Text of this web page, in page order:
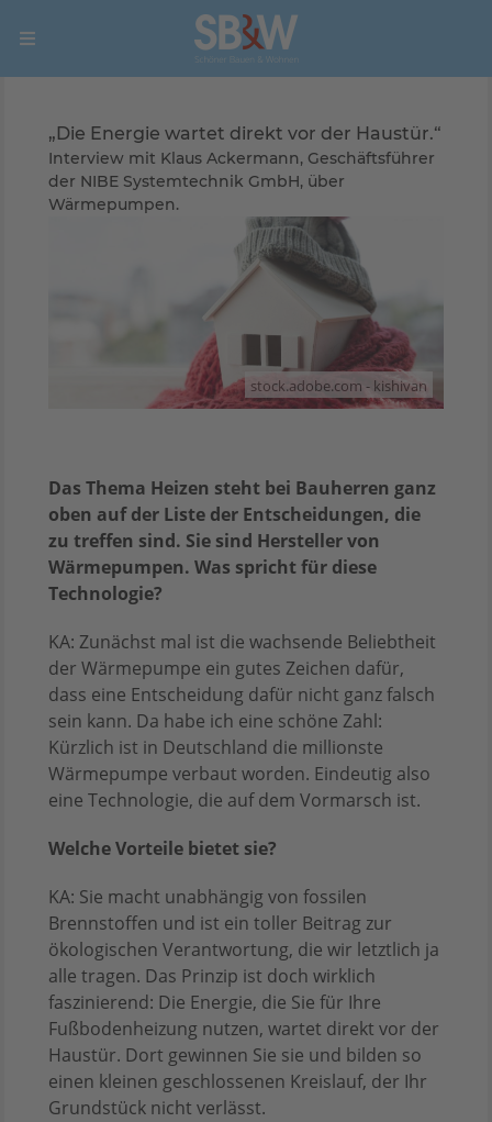
„Die Energie wartet direkt vor der Haustür.“
Interview mit Klaus Ackermann, Geschäftsführer
der NIBE Systemtechnik GmbH, über
Wärmepumpen.
stock.adobe.com - kishivan
Das Thema Heizen steht bei Bauherren ganz
oben auf der Liste der Entscheidungen, die
zu treffen sind. Sie sind Hersteller von
Wärmepumpen. Was spricht für diese
Technologie?
KA: Zunächst mal ist die wachsende Beliebtheit
der Wärmepumpe ein gutes Zeichen dafür,
dass eine Entscheidung dafür nicht ganz falsch
sein kann. Da habe ich eine schöne Zahl:
Kürzlich ist in Deutschland die millionste
Wärmepumpe verbaut worden. Eindeutig also
eine Technologie, die auf dem Vormarsch ist.
Welche Vorteile bietet sie?
KA: Sie macht unabhängig von fossilen
Brennstoffen und ist ein toller Beitrag zur
ökologischen Verantwortung, die wir letztlich ja
alle tragen. Das Prinzip ist doch wirklich
faszinierend: Die Energie, die Sie für Ihre
Fußbodenheizung nutzen, wartet direkt vor der
Haustür. Dort gewinnen Sie sie und bilden so
einen kleinen geschlossenen Kreislauf, der Ihr
Grundstück nicht verlässt.